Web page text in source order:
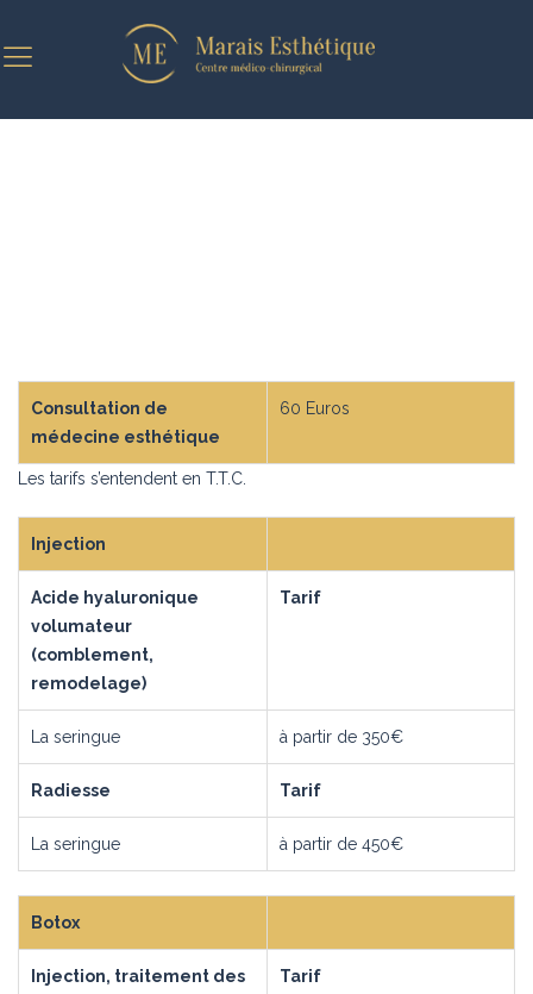
Consultation de
médecine esthétique
60 Euros
Les tarifs s’entendent en T.T.C.
Injection
Acide hyaluronique
volumateur
(comblement,
remodelage)
Tarif
La seringue à partir de 350€
Radiesse Tarif
La seringue à partir de 450€
Botox
Injection, traitement des
Tarif